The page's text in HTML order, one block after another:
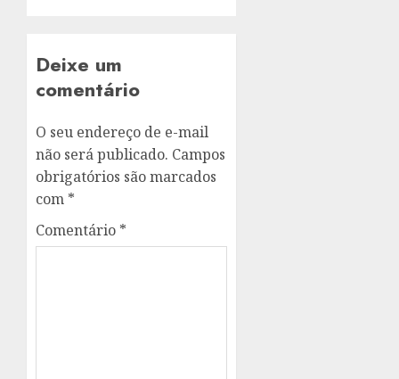
Deixe um
comentário
O seu endereço de e-mail
não será publicado. Campos
obrigatórios são marcados
com *
Comentário *